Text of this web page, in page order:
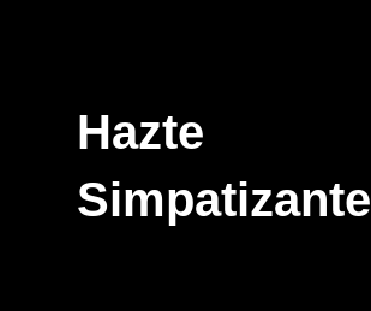
Hazte
Simpatizante